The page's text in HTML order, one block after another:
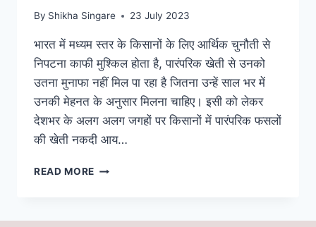
By Shikha Singare 23 July 2023
भारत में मध्यम स्तर के किसानों के लिए आर्थिक चुनौती से
निपटना काफी मुश्किल होता है, पारंपरिक खेती से उनको
उतना मुनाफा नहीं मिल पा रहा है जितना उन्हें साल भर में
उनकी मेहनत के अनुसार मिलना चाहिए। इसी को लेकर
देशभर के अलग अलग जगहों पर किसानों में पारंपरिक फसलों
की खेती नकदी आय…
READ MORE हरे